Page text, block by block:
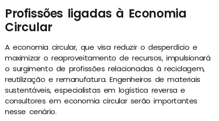
Profissões ligadas à Economia
Circular
A economia circular, que visa reduzir o desperdício e
maximizar o reaproveitamento de recursos, impulsionará
o surgimento de profissões relacionadas à reciclagem,
reutilização e remanufatura. Engenheiros de materiais
sustentáveis, especialistas em logística reversa e
consultores em economia circular serão importantes
nesse cenário.